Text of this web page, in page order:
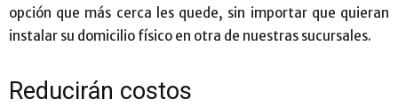
opción que más cerca les quede, sin importar que quieran
instalar su domicilio físico en otra de nuestras sucursales.
Reducirán costos